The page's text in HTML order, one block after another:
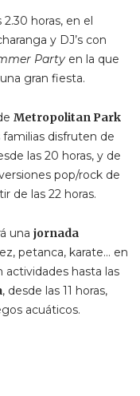
2.30 horas, en el
y DJ’s con
Party en la que
gran fiesta.
Metropolitan Park
familias disfruten de
las 20 horas, y de
pop/rock de
de las 22 horas.
una jornada
petanca, karate… en
actividades hasta las
, desde las 11 horas,
acuáticos.